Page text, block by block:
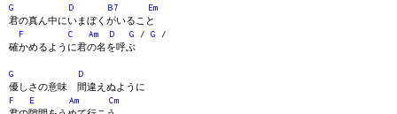
G
D B7
Em
君の真ん中にいまぼくがいること
F
C Am D G / G /
確かめるように君の名を呼ぶ
G
D
優しさの意味 間違えぬように
F
E Am
Cm